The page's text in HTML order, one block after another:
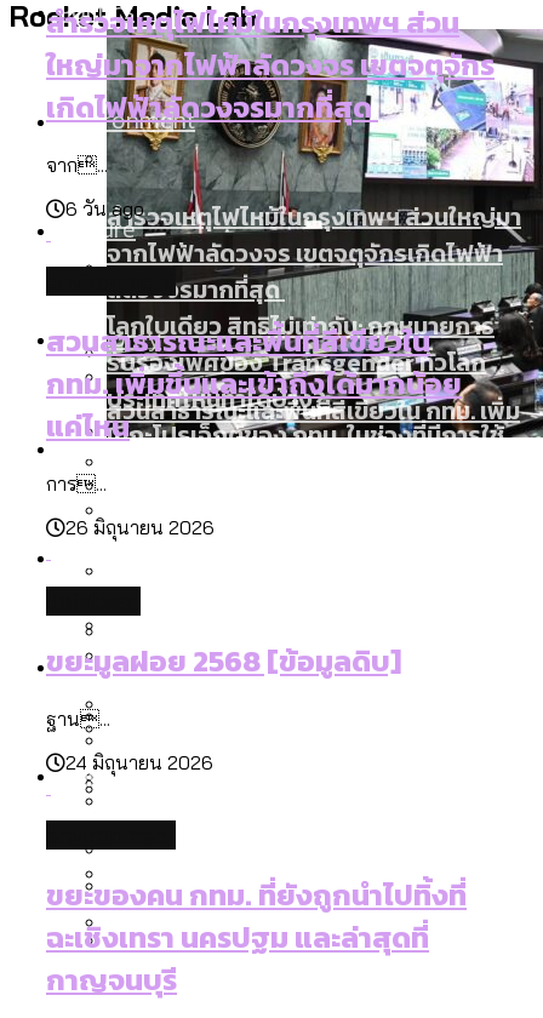
Rocket Media Lab
Politics
จราจรฯ เพิ่ม 150% มีเพียง 5 เขตที่งบเพิ่ม
เมื่อแยกท่องเที่ยวออกจากกีฬา กระทรวง
ใหม่จะมีงบฯ ประมาณเท่าไร
สมุดจดการบ้าน ส.ก. 2569 : แต่ละเขตมี
ปัญหาอะไรที่ ส.ก. ต้องทำการบ้าน
Vote62 ขอบคุณประชาชนที่ร่วม
Environment
สำรวจเหตุไฟไหม้ในกรุงเทพฯ ส่วนใหญ่มา
จากไฟฟ้าลัดวงจร เขตจตุจักรเกิดไฟฟ้า
ลัดวงจรมากที่สุด
สวนสาธารณะและพื้นที่สีเขียวใน กทม. เพิ่ม
ขึ้นและเข้าถึงได้มากน้อยแค่ไหน
ขยะของคน กทม. ที่ยังถูกนำไปทิ้งที่
ฉะเชิงเทรา นครปฐม และล่าสุดที่กาญจนบุรี
งบระบายน้ำ-ป้องกันน้ำท่วม 4 ปี (2566-
2569) ของ กทม. ในยุคชัชชาติ ลงเขตไหน
ทำอะไรบ้าง
Culture
โลกใบเดียว สิทธิไม่เท่ากัน: กฎหมายการ
รับรองเพศของ Transgender ทั่วโลก
ประเทศไหนทำได้บ้าง?
สำรวจ Hate Speech ที่ถูกผลิตซ้ำผ่าน
[ข้อมูลดิบ]
ความเกลียดชังที่ขายได้ : สำรวจ Hate
Speech ที่ถูกผลิตซ้ำผ่านวิดีโอ AI ในช่วง
ความขัดแย้งไทย-กัมพูชา
กรุงเทพฯ เมืองคอนเสิร์ต : สำรวจ
คอนเสิร์ตและแฟนมีตติ้งในไทยจำนวน 526
งาน ตั้งแต่ปี 2023-2024
Economy
เมกะโปรเจ็กต์ของ กทม. ในช่วงที่มีการใช้
ควันบุหรี่ที่เข้าปอด [ข้อมูลดิบ]
สำรวจเศรษฐกิจในกรุงเทพฯ ผ่าน
Bangkok Index 2025
สำรวจงบประมาณรายเขตในกรุงเทพฯ
ผ่าน Bangkok Index 2025
Future
สังคมผู้สูงอายุไทย [ข้อมูลดิบ]
สำรวจสังคมผู้สูงอายุไทย : 6 จังหวัดเป็น
ตายมากกว่าเกิด
กรุงเทพฯ เมืองสังคมผู้สูงอายุ [ข้อมูลดิบ]
กรุงเทพฯ เมืองสังคมผู้สูงอายุ : 36 เขตมี
สังคมผู้สูงอายุไทย [ข้อมูลดิบ]
สำรวจเหตุไฟไหม้ในกรุงเทพฯ 2568
[ข้อมูลดิบ]
คำนำหน้านามและกฎหมายสมรสเท่าเทียม
[ข้อมูลดิบ]
Project
Bangkok Index 2022
DEMO Thailand
About Us
สำรวจเหตุไฟไหม้ในกรุงเทพฯ ส่วน
ใหญ่มาจากไฟฟ้าลัดวงจร เขตจตุจักร
เกิดไฟฟ้าลัดวงจรมากที่สุด
จาก...
6 วัน ago
สวนสาธารณะและพื้นที่สีเขียวใน
กทม. เพิ่มขึ้นและเข้าถึงได้มากน้อย
แค่ไหน
การ...
26 มิถุนายน 2026
ขยะมูลฝอย 2568 [ข้อมูลดิบ]
ฐาน...
24 มิถุนายน 2026
ขยะของคน กทม. ที่ยังถูกนำไปทิ้งที่
ฉะเชิงเทรา นครปฐม และล่าสุดที่
กาญจนบุรี